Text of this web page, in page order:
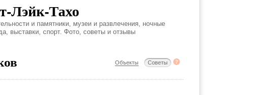
Лэйк-Тахо
и памятники, музеи и развлечения, ночные
выставки, спорт. Фото, советы и отзывы
Объекты Советы